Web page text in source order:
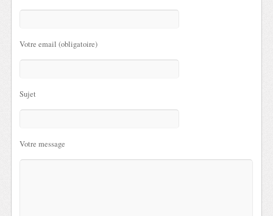
Votre email (obligatoire)
Sujet
Votre message